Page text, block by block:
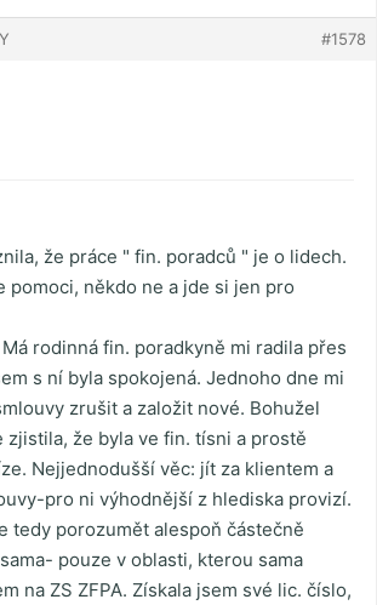
#1578
že práce " fin. poradců " je o lidech.
pomoci, někdo ne a jde si jen pro
rodinná fin. poradkyně mi radila přes
s ní byla spokojená. Jednoho dne mi
zrušit a založit nové. Bohužel
zjistila, že byla ve fin. tísni a prostě
Nejjednodušší věc: jít za klientem a
pro ni výhodnější z hlediska provizí.
tedy porozumět alespoň částečně
pouze v oblasti, kterou sama
na ZS ZFPA. Získala jsem své lic. číslo,